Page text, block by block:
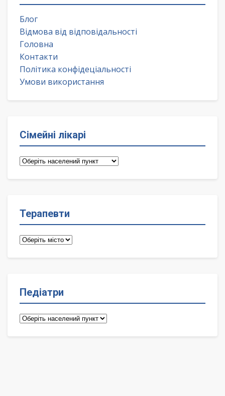
Блог
Відмова від відповідальності
Головна
Контакти
Політика конфідеціальності
Умови використання
Сімейні лікарі
Сімейні
Терапевти
Терапевти
Педіатри
Педіатри